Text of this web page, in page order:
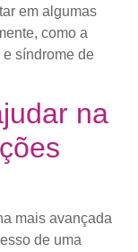
em algumas
como a
síndrome de
na
mais avançada
de uma